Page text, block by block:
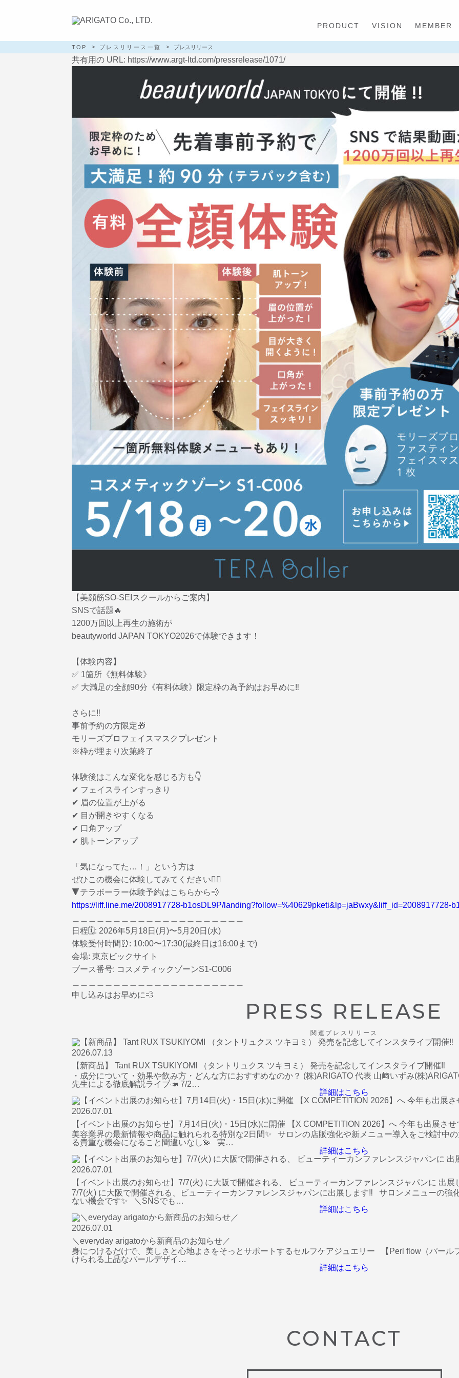
PRODUCT VISION MEMBER
TOP プレスリリース一覧 プレスリリース
共有用の URL: https://www.argt-ltd.com/pressrelease/1071/
【美顔筋SO-SEIスクールからご案内】
SNSで話題🔥
1200万回以上再生の施術が
beautyworld JAPAN TOKYO2026で体験できます！
【体験内容】
✅ 1箇所《無料体験》
✅ 大満足の全顔90分《有料体験》限定枠の為予約はお早めに‼︎
さらに‼️
事前予約の方限定🎁
モリーズプロフェイスマスクプレゼント
※枠が埋まり次第終了
体験後はこんな変化を感じる方も👇
✔ フェイスラインすっきり
✔ 眉の位置が上がる
✔ 目が開きやすくなる
✔ 口角アップ
✔ 肌トーンアップ
「気になってた…！」という方は
ぜひこの機会に体験してみてください💆‍♀️
🔻テラボーラー体験予約はこちらから💨
https://liff.line.me/2008917728-b1osDL9P/landing?follow=%40629pketi&lp=jaBwxy&liff_id=2008917728-
日程🗓️: 2026年5月18日(月)〜5月20日(水)
体験受付時間⏰: 10:00〜17:30(最終日は16:00まで)
会場: 東京ビックサイト
ブース番号: コスメティックゾーンS1-C006
申し込みはお早めに💨
PRESS RELEASE
関連プレスリリース
2026.07.13
【新商品】 Tant RUX TSUKIYOMI （タントリュクス ツキヨミ） 発売を記念してインスタライブ開催‼️
・成分について・効果や飲み方・どんな方におすすめなのか？ (株)ARIGATO 代表 山﨑いずみ(株
先生による徹底解説ライブ📣 7/2…
詳細はこちら
2026.07.01
【イベント出展のお知らせ】7月14日(火)・15日(水)に開催 【X COMPETITION 2026】へ 今年も出展さ
美容業界の最新情報や商品に触れられる特別な2日間✨ サロンの店販強化や新メニュー導入をご検討中
る貴重な機会になること間違いなし💫 実…
詳細はこちら
2026.07.01
【イベント出展のお知らせ】7/7(火) に大阪で開催される、 ビューティーカンファレンスジャパンに 出展
7/7(火) に大阪で開催される、ビューティーカンファレンスジャパンに出展します‼️ サロンメニューの強
ない機会です✨ ＼SNSでも…
詳細はこちら
2026.07.01
＼everyday arigatoから新商品のお知らせ／
身につけるだけで、美しさと心地よさをそっとサポートするセルフケアジュエリー 【Perl flow（パー
けられる上品なパールデザイ…
詳細はこちら
CONTACT